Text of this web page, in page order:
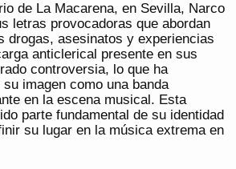
de La Macarena, en Sevilla, Narco
letras provocadoras que abordan
drogas, asesinatos y experiencias
anticlerical presente en sus
controversia, lo que ha
imagen como una banda
en la escena musical. Esta
parte fundamental de su identidad
su lugar en la música extrema en